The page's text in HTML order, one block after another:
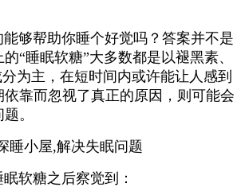
帮助你睡个好觉吗？答案并不是
“睡眠软糖”大多数都是以褪黑素、
为主，在短时间内或许能让人感到
靠而忽视了真正的原因，则可能会
。
糖之后察觉到：